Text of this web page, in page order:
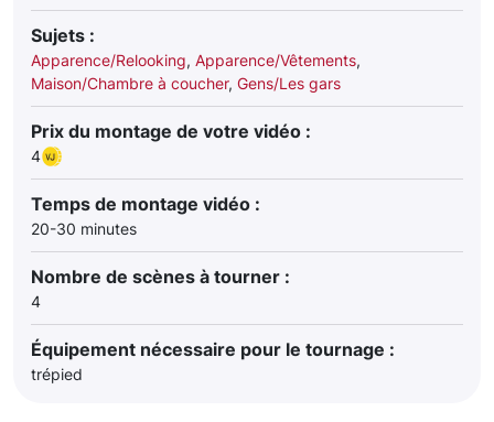
Sujets :
Apparence/Relooking, Apparence/Vêtements,
Maison/Chambre à coucher, Gens/Les gars
Prix du montage de votre vidéo :
4
Temps de montage vidéo :
20-30 minutes
Nombre de scènes à tourner :
4
Équipement nécessaire pour le tournage :
trépied